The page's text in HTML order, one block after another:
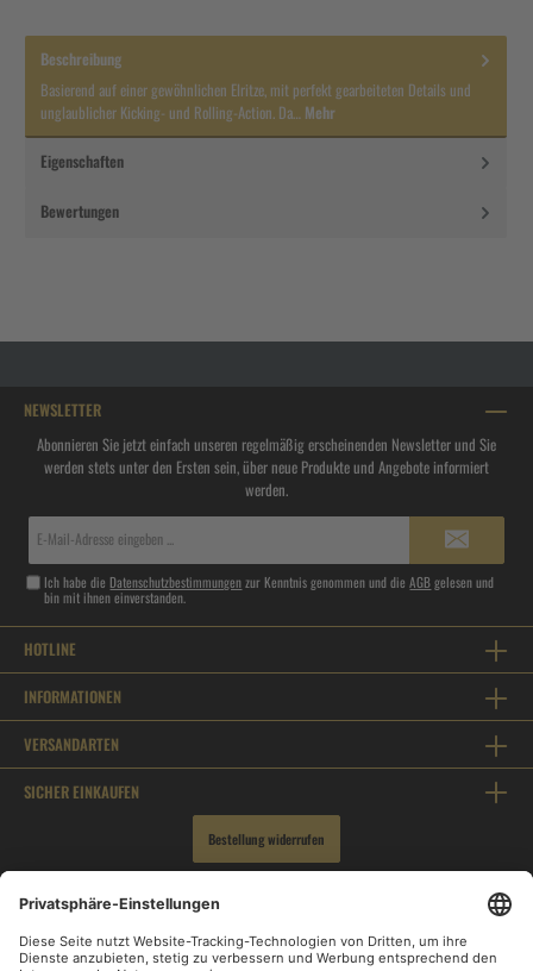
Beschreibung
Basierend auf einer gewöhnlichen Elritze, mit perfekt gearbeiteten Details und
unglaublicher Kicking- und Rolling-Action. Da… Mehr
Eigenschaften
Bewertungen
NEWSLETTER
Abonnieren Sie jetzt einfach unseren regelmäßig erscheinenden Newsletter und Sie
werden stets unter den Ersten sein, über neue Produkte und Angebote informiert
werden.
Ich habe die Datenschutzbestimmungenzur Kenntnis genommen und dieAGBgelesen und
bin mit ihnen einverstanden.
HOTLINE
INFORMATIONEN
VERSANDARTEN
SICHER EINKAUFEN
Bestellung widerrufen